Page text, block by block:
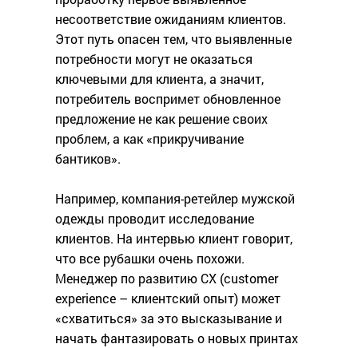
несоответствие ожиданиям клиентов.
Этот путь опасен тем, что выявленные
потребности могут не оказаться
ключевыми для клиента, а значит,
потребитель воспримет обновленное
предложение не как решение своих
проблем, а как «прикручивание
бантиков».
Например, компания-ретейлер мужской
одежды проводит исследование
клиентов. На интервью клиент говорит,
что все рубашки очень похожи.
Менеджер по развитию CX (customer
experience – клиентский опыт) может
«схватиться» за это высказывание и
начать фантазировать о новых принтах